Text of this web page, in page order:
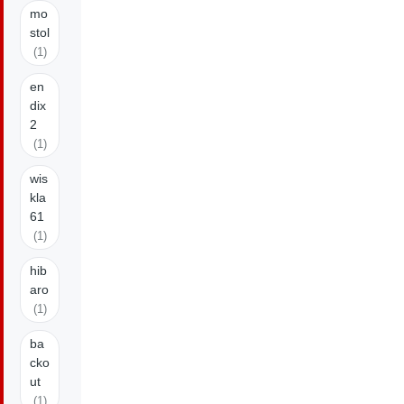
mo
stol
(1)
en
dix
2
(1)
wis
kla
61
(1)
hib
aro
(1)
ba
cko
ut
(1)